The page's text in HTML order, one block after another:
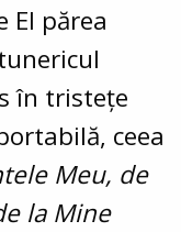
El părea
în tristeţe
ceea
Meu, de
la Mine